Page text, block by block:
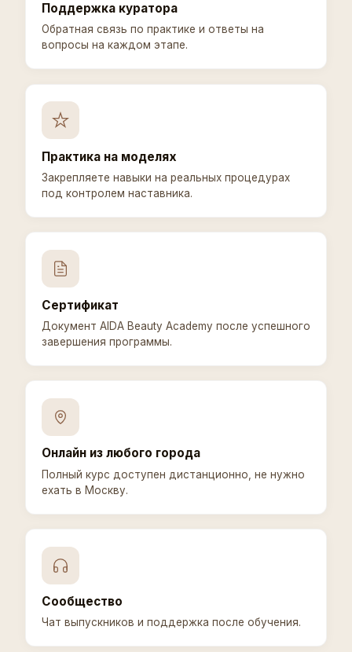
Поддержка куратора
Обратная связь по практике и ответы на
вопросы на каждом этапе.
Практика на моделях
Закрепляете навыки на реальных процедурах
под контролем наставника.
Сертификат
Документ AIDA Beauty Academy после успешного
завершения программы.
Онлайн из любого города
Полный курс доступен дистанционно, не нужно
ехать в Москву.
Сообщество
Чат выпускников и поддержка после обучения.